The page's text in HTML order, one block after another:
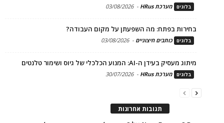
בלוגים מערכת HRus -
03/08/2026
בחירות בפתח: מה השפעתן על מקום העבודה?
בלוגים כותבים חיצוניים -
03/08/2026
מיתוג מעסיק בעידן ה-AI: המנוע הכלכלי של גיוס ושימור טלנטים
בלוגים מערכת HRus -
30/07/2026
תגובות אחרונות